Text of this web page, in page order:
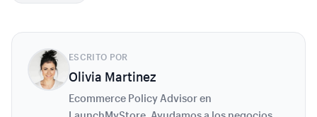
ESCRITO POR
Olivia Martinez
Ecommerce Policy Advisor en